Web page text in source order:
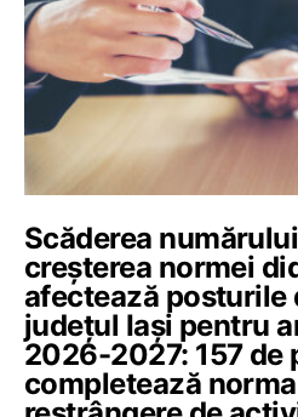
Scăderea
creșterea normei
afectează posturile
județul Iași pentru
2026-2027: 157 de
completează